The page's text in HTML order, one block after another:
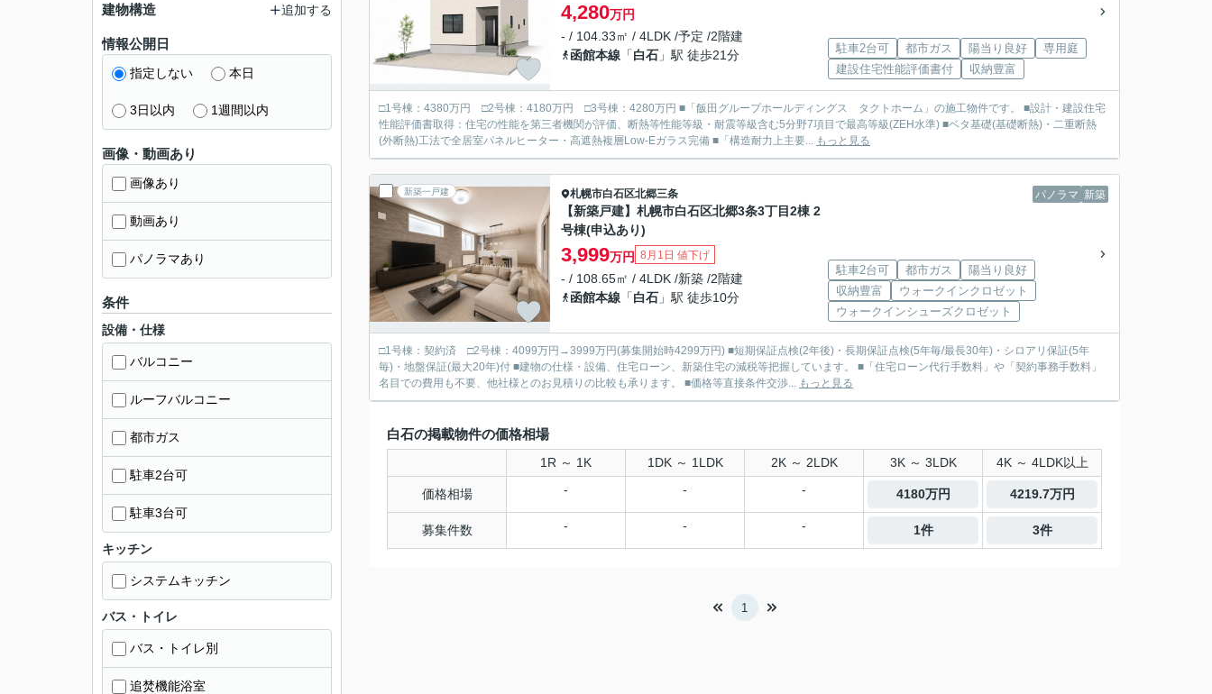
4,280万円
- / 104.33㎡ / 4LDK /予定 /2階建
函館本線 「白石 」駅 徒歩21分 駐車2台可 都市ガス 陽当り良好
専用庭
建設住宅性能評価書付
収納豊富
□1号棟：4380万円 □2号棟：4180万円 □3号棟：4280万円 ■「飯田グループホールディングス タクトホーム」の施工物件です。 ■設計・建設住宅
性能評価書取得：住宅の性能を第三者機関が評価、断熱等性能等級・耐震等級含む5分野7項目で最高等級(ZEH水準) ■ベタ基礎(基礎断熱)・二重断熱
(外断熱)工法で全居室パネルヒーター・高遮熱複層Low-Eガラス完備 ■「構造耐力上主要... もっと見る
新築一戸建 パノラマ 新築
札幌市白石区北郷三条
【新築戸建】札幌市白石区北郷3条3丁目2棟 2
号棟(申込あり)
3,999万円 8月1日 値下げ
- / 108.65㎡ / 4LDK /新築 /2階建
函館本線 「白石 」駅 徒歩10分
駐車2台可 都市ガス
陽当り良好
収納豊富
ウォークインクロゼット
ウォークインシューズクロゼット
□1号棟：契約済 □2号棟：4099万円→3999万円(募集開始時4299万円) ■短期保証点検(2年後)・長期保証点検(5年毎/最長30年)・シロアリ保証(5年
毎)・地盤保証(最大20年)付 ■建物の仕様・設備、住宅ローン、新築住宅の減税等把握しています。 ■「住宅ローン代行手数料」や「契約事務手数料」
名目での費用も不要、他社様とのお見積りの比較も承ります。 ■価格等直接条件交渉... もっと見る
白石の掲載物件の価格相場
1R ～ 1K 1DK ～ 1LDK 2K ～ 2LDK 3K ～ 3LDK 4K ～ 4LDK以上
価格相場 - - - 4180万円 4219.7万円
募集件数 - - - 1件 3件
1
建物構造 追加する
情報公開日
指定しない 本日
3日以内 1週間以内
画像・動画あり
画像あり
動画あり
パノラマあり
条件
設備・仕様
バルコニー
ルーフバルコニー
都市ガス
駐車2台可
駐車3台可
キッチン
システムキッチン
バス・トイレ
バス・トイレ別
追焚機能浴室